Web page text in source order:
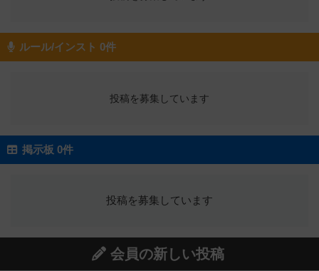
ルール/インスト 0件
投稿を募集しています
掲示板 0件
投稿を募集しています
会員の新しい投稿